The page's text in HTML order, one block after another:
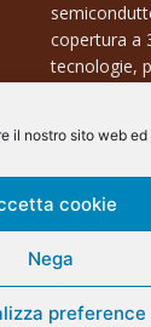
il nostro sito web
cookie
Nega
preference
copertura a
tecnologie,
Contatti: